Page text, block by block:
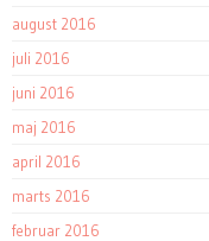
august 2016
juli 2016
juni 2016
maj 2016
april 2016
marts 2016
februar 2016